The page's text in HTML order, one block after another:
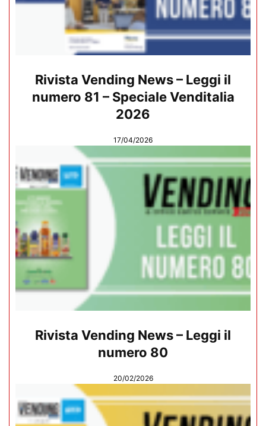
Rivista Vending News – Leggi il
numero 81 – Speciale Venditalia
2026
17/04/2026
Rivista Vending News – Leggi il
numero 80
20/02/2026